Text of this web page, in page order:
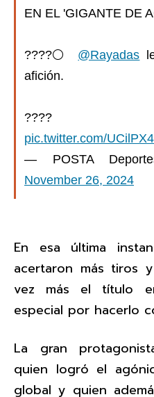
EN EL 'GIGANTE DE
????⚪️ @Rayadas
afición.
pic.twitter.com/
— POSTA
November 26, 2024
En esa última
acertaron más tiros
vez más el título
especial por hacerlo
La gran
quien logró el
global y quien